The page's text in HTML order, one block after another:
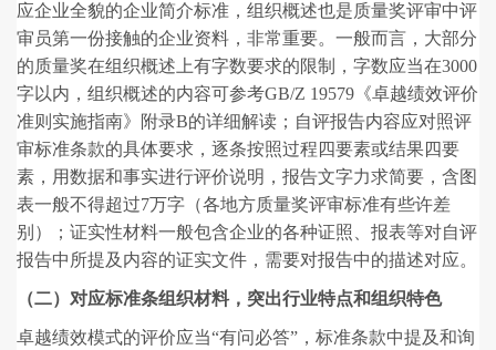
应企业全貌的企业简介标准，组织概述也是质量奖评审中评
审员第一份接触的企业资料，非常重要。一般而言，大部分
的质量奖在组织概述上有字数要求的限制，字数应当在3000
字以内，组织概述的内容可参考GB/Z 19579《卓越绩效评价
准则实施指南》附录B的详细解读；自评报告内容应对照评
审标准条款的具体要求，逐条按照过程四要素或结果四要
素，用数据和事实进行评价说明，报告文字力求简要，含图
表一般不得超过7万字（各地方质量奖评审标准有些许差
别）；证实性材料一般包含企业的各种证照、报表等对自评
报告中所提及内容的证实文件，需要对报告中的描述对应。
（二）对应标准条组织材料，突出行业特点和组织特色
卓越绩效模式的评价应当“有问必答”，标准条款中提及和询